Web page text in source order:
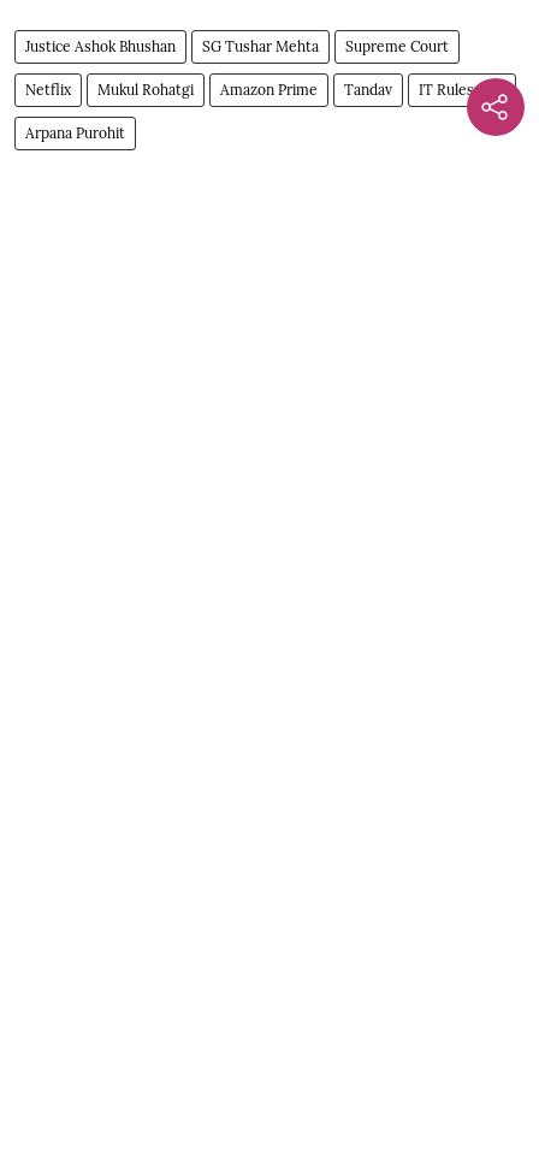
Justice Ashok Bhushan SG Tushar Mehta Supreme Court
Netflix Mukul Rohatgi Amazon Prime Tandav IT Rules 2021
Arpana Purohit